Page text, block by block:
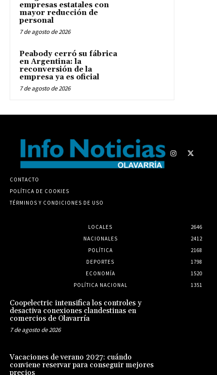
empresas estatales con
mayor reducción de
personal
7 de agosto de 2026
Peabody cerró su fábrica
en Argentina: la
reconversión de la
empresa ya es oficial
7 de agosto de 2026
CONTACTO
POLÍTICA DE COOKIES
TÉRMINOS Y CONDICIONES DE USO
LOCALES
2646
NACIONALES
2412
POLÍTICA
2168
DEPORTES
1798
ECONOMÍA
1520
POLÍTICA NACIONAL
1351
Coopelectric intensifica los controles y
desactiva conexiones clandestinas en
comercios de Olavarría
7 de agosto de 2026
Vacaciones de verano 2027: cuándo
conviene reservar para conseguir mejores
precios